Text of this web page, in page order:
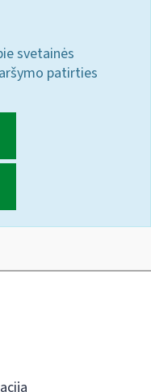
svetainės
patirties